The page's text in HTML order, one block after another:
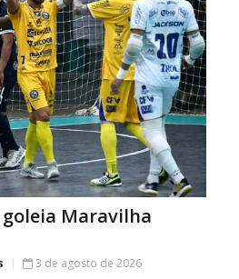
goleia Maravilha
3 de agosto de 2026